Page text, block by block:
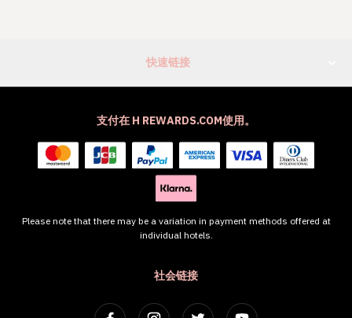
快速链接
社会链接
支付在 H REWARDS.COM使用。
Please note that there may be a variation in payment methods offered at
individual hotels.